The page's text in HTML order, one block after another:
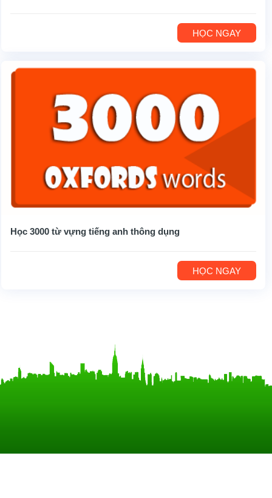
HỌC NGAY
Học 3000 từ vựng tiếng anh thông dụng
HỌC NGAY